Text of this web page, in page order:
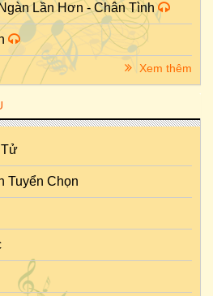
Lần Hơn - Chân Tình
Xem thêm
Tử
Tuyển Chọn